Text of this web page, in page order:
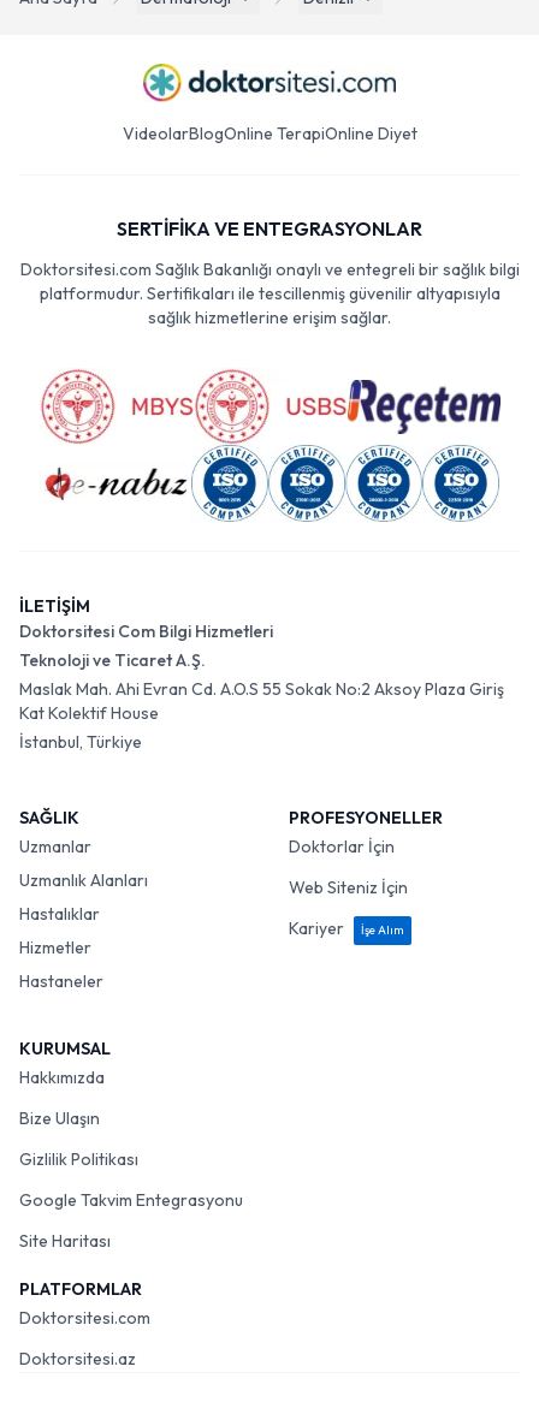
VideolarBlogOnline TerapiOnline Diyet
SERTİFİKA VE ENTEGRASYONLAR
Doktorsitesi.com Sağlık Bakanlığı onaylı ve entegreli bir sağlık bilgi
platformudur. Sertifikaları ile tescillenmiş güvenilir altyapısıyla
sağlık hizmetlerine erişim sağlar.
İLETİŞİM
Doktorsitesi Com Bilgi Hizmetleri
Teknoloji ve Ticaret A.Ş.
Maslak Mah. Ahi Evran Cd. A.O.S 55 Sokak No:2 Aksoy Plaza Giriş
Kat Kolektif House
İstanbul, Türkiye
SAĞLIK
Uzmanlar
Uzmanlık Alanları
Hastalıklar
Hizmetler
Hastaneler
PROFESYONELLER
Doktorlar İçin
Web Siteniz İçin
Kariyer
İşe Alım
KURUMSAL
Hakkımızda
Bize Ulaşın
Gizlilik Politikası
Google Takvim Entegrasyonu
Site Haritası
PLATFORMLAR
Doktorsitesi.com
Doktorsitesi.az